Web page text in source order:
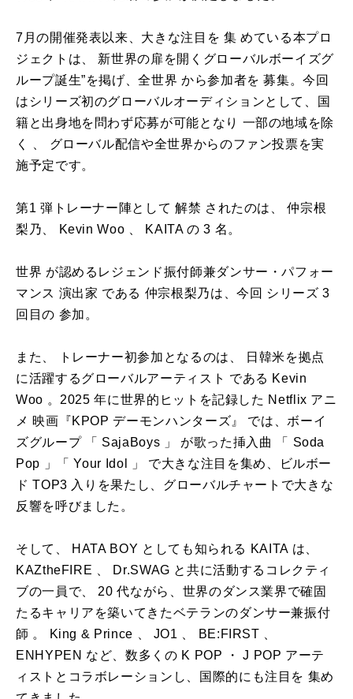
7月の開催発表以来、大きな注目を 集 めている本プロ
ジェクトは、 新世界の扉を開くグローバルボーイズグ
ループ誕生”を掲げ、全世界 から参加者を 募集。今回
はシリーズ初のグローバルオーディションとして、国
籍と出身地を問わず応募が可能となり 一部の地域を除
く 、 グローバル配信や全世界からのファン投票を実
施予定です。
第1 弾トレーナー陣として 解禁 されたのは、 仲宗根
梨乃、 Kevin Woo 、 KAITA の 3 名。
世界 が認めるレジェンド振付師兼ダンサー・パフォー
マンス 演出家 である 仲宗根梨乃は、今回 シリーズ 3
回目の 参加。
また、 トレーナー初参加となるのは、 日韓米を拠点
に活躍するグローバルアーティスト である Kevin
Woo 。2025 年に世界的ヒットを記録した Netflix アニ
メ 映画『KPOP デーモンハンターズ』 では、ボーイ
ズグループ 「 SajaBoys 」 が歌った挿入曲 「 Soda
Pop 」「 Your Idol 」 で大きな注目を集め、ビルボー
ド TOP3 入りを果たし、グローバルチャートで大きな
反響を呼びました。
そして、 HATA BOY としても知られる KAITA は、
KAZtheFIRE 、 Dr.SWAG と共に活動するコレクティ
ブの一員で、 20 代ながら、世界のダンス業界で確固
たるキャリアを築いてきたベテランのダンサー兼振付
師 。 King & Prince 、 JO1 、 BE:FIRST 、
ENHYPEN など、数多くの K POP ・ J POP アーテ
ィストとコラボレーションし、国際的にも注目を 集め